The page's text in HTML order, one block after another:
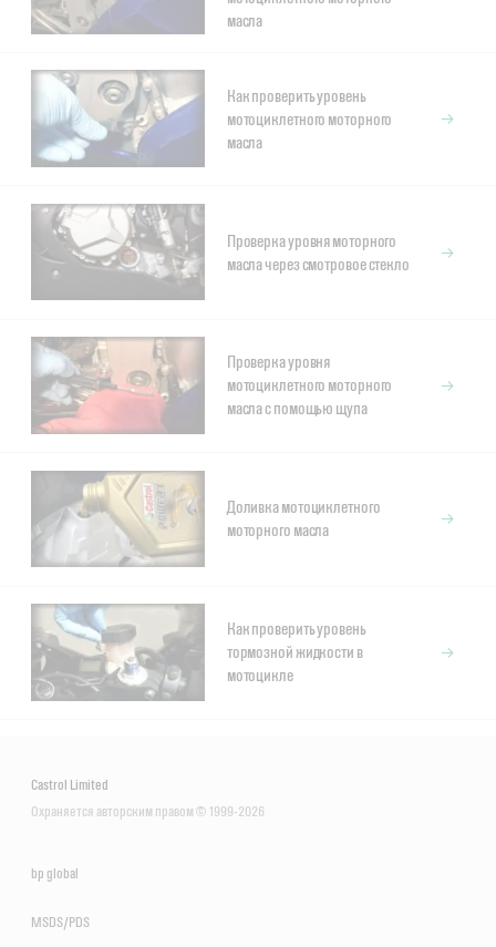
масла
Как проверить уровень
мотоциклетного моторного
масла
Проверка уровня моторного
масла через смотровое стекло
Проверка уровня
мотоциклетного моторного
масла с помощью щупа
Доливка мотоциклетного
моторного масла
Как проверить уровень
тормозной жидкости в
мотоцикле
Castrol Limited
Охраняется авторским правом © 1999-2026
bp global
MSDS/PDS